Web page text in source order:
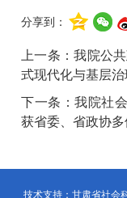
分享到：
上一条：我院公
式现代化与基层
下一条：我院社
获省委、省政协
技术支持：甘肃省社会